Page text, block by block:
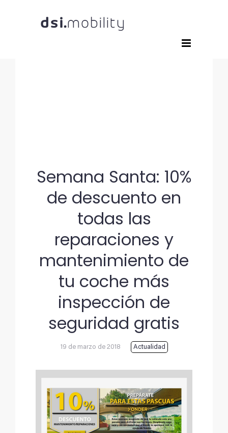
Semana Santa: 10%
de descuento en
todas las
reparaciones y
mantenimiento de
tu coche más
inspección de
seguridad gratis
19 de marzo de 2018 Actualidad
Ver
imagen
más
grande